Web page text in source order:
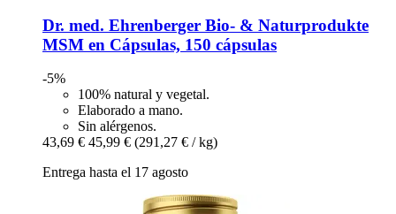
Dr. med. Ehrenberger Bio- & Naturprodukte
MSM en Cápsulas, 150 cápsulas
-5%
100% natural y vegetal.
Elaborado a mano.
Sin alérgenos.
43,69 € 45,99 € (291,27 € / kg)
Entrega hasta el 17 agosto